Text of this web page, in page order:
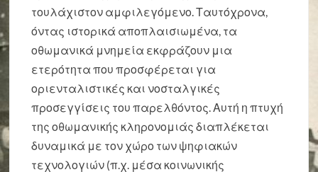
τουλάχιστον αμφιλεγόμενο. Ταυτόχρονα,
όντας ιστορικά αποπλαισιωμένα, τα
οθωμανικά μνημεία εκφράζουν μια
ετερότητα που προσφέρεται για
οριενταλιστικές και νοσταλγικές
προσεγγίσεις του παρελθόντος. Αυτή η πτυχή
της οθωμανικής κληρονομιάς διαπλέκεται
δυναμικά με τον χώρο των ψηφιακών
τεχνολογιών (π.χ. μέσα κοινωνικής